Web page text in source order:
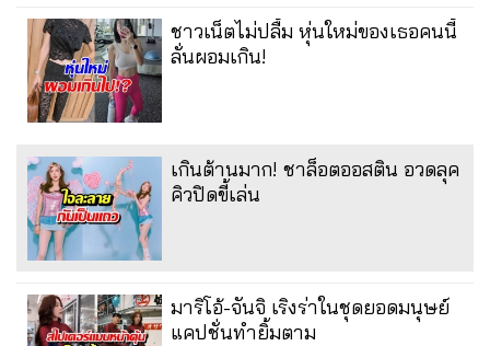
ชาวเน็ตไม่ปลื้ม หุ่นใหม่ของเธอคนนี้
ลั่นผอมเกิน!
เกินต้านมาก! ชาล็อตออสติน อวดลุค
คิวปิดขี้เล่น
มาริโอ้-จันจิ เริงร่าในชุดยอดมนุษย์
แคปชั่นทำยิ้มตาม